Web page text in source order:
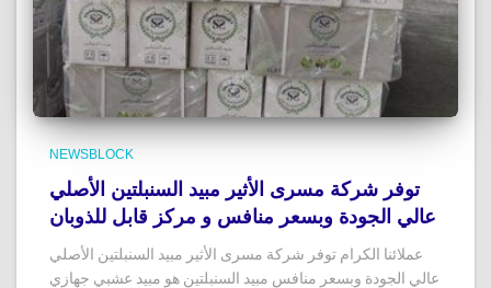
NEWSBLOCK
توفر شركة مسرى الأثير مبيد السنبلتين الأصلي
عالي الجودة وبسعر منافس و مركز قابل للذوبان
عملائنا الكرام توفر شركة مسرى الأثير مبيد السنبلتين الأصلي
عالي الجودة وبسعر منافس مبيد السنبلتين هو مبيد عشبي جهازي